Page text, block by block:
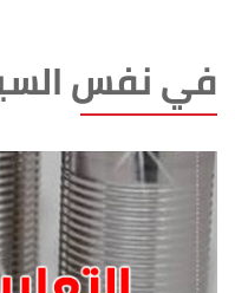
في نفس